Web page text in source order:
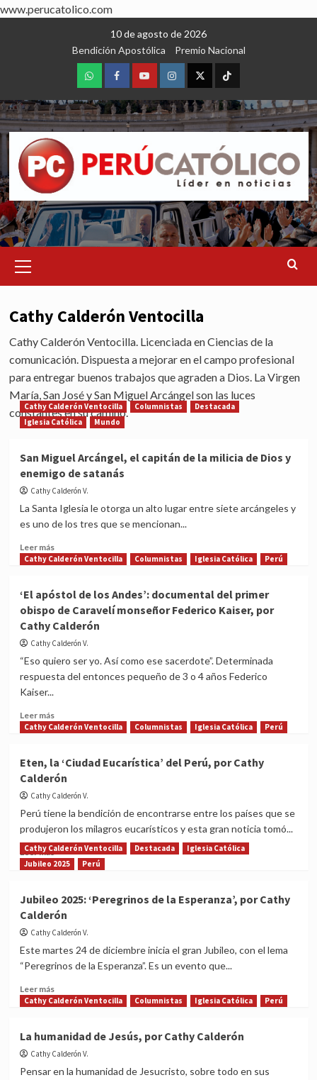
www.perucatolico.com
10 de agosto de 2026
Bendición Apostólica
Premio Nacional
WhatsAppFacebookYoutubeInstagram
X TikTok
Menu
Cathy Calderón Ventocilla
Cathy Calderón Ventocilla. Licenciada en Ciencias de la
comunicación. Dispuesta a mejorar en el campo profesional
para entregar buenos trabajos que agraden a Dios. La Virgen
María, San José y San Miguel Arcángel son las luces
constantes en su camino.
Cathy Calderón Ventocilla Columnistas
Destacada
Iglesia Católica
Mundo
San Miguel Arcángel, el capitán de la milicia de Dios y
enemigo de satanás
Cathy Calderón V.
La Santa Iglesia le otorga un alto lugar entre siete arcángeles y
es uno de los tres que se mencionan...
Leer másRead
more
Miguel
Arcángel,
el
capitán
la
milicia
de
y
enemigo
satanás
Cathy Calderón Ventocilla Columnistas Iglesia Católica Perú
‘El apóstol de los Andes’: documental del primer
obispo de Caravelí monseñor Federico Kaiser, por
Cathy Calderón
Cathy Calderón V.
“Eso quiero ser yo. Así como ese sacerdote”. Determinada
respuesta del entonces pequeño de 3 o 4 años Federico
Kaiser...
Leer másRead
more
apóstol
de
los
Andes’:
del
primer
obispo
monseñor
Federico
Kaiser,
Cathy
Calderón
Cathy Calderón Ventocilla Columnistas Iglesia Católica Perú
Eten, la ‘Ciudad Eucarística’ del Perú, por Cathy
Calderón
Cathy Calderón V.
Perú tiene la bendición de encontrarse entre los países que se
produjeron los milagros eucarísticos y esta gran noticia tomó...
Leer másRead
more
la
‘Ciudad
Eucarística’
por
Calderón
Cathy Calderón Ventocilla Destacada
Iglesia Católica
Jubileo 2025
Perú
Jubileo 2025: ‘Peregrinos de la Esperanza’, por Cathy
Calderón
Cathy Calderón V.
Este martes 24 de diciembre inicia el gran Jubileo, con el lema
“Peregrinos de la Esperanza”. Es un evento que...
Leer másRead
more
2025:
‘Peregrinos
de
Cathy Calderón Ventocilla Columnistas Iglesia Católica Perú
La humanidad de Jesús, por Cathy Calderón
Cathy Calderón V.
Pensar en la humanidad de Jesucristo, sobre todo en sus